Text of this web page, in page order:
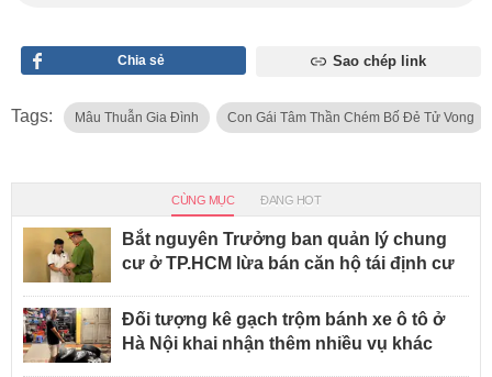
Chia sẻ Sao chép link
Tags: Mâu Thuẫn Gia Đình Con Gái Tâm Thần Chém Bố Đẻ Tử Vong
CÙNG MỤC ĐANG HOT
Bắt nguyên Trưởng ban quản lý chung
cư ở TP.HCM lừa bán căn hộ tái định cư
Đối tượng kê gạch trộm bánh xe ô tô ở
Hà Nội khai nhận thêm nhiều vụ khác